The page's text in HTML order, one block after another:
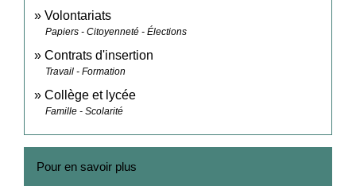
Volontariats
Papiers - Citoyenneté - Élections
Contrats d'insertion
Travail - Formation
Collège et lycée
Famille - Scolarité
Pour en savoir plus